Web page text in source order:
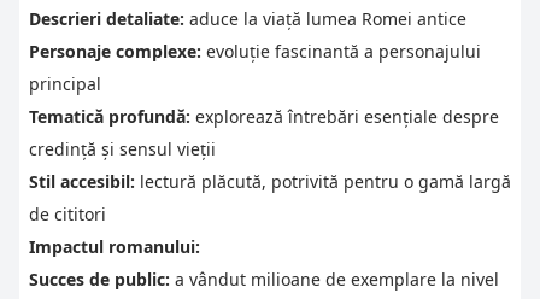
Descrieri detaliate: aduce la viață lumea Romei antice
Personaje complexe: evoluție fascinantă a personajului
principal
Tematică profundă: explorează întrebări esențiale despre
credință și sensul vieții
Stil accesibil: lectură plăcută, potrivită pentru o gamă largă
de cititori
Impactul romanului:
Succes de public: a vândut milioane de exemplare la nivel